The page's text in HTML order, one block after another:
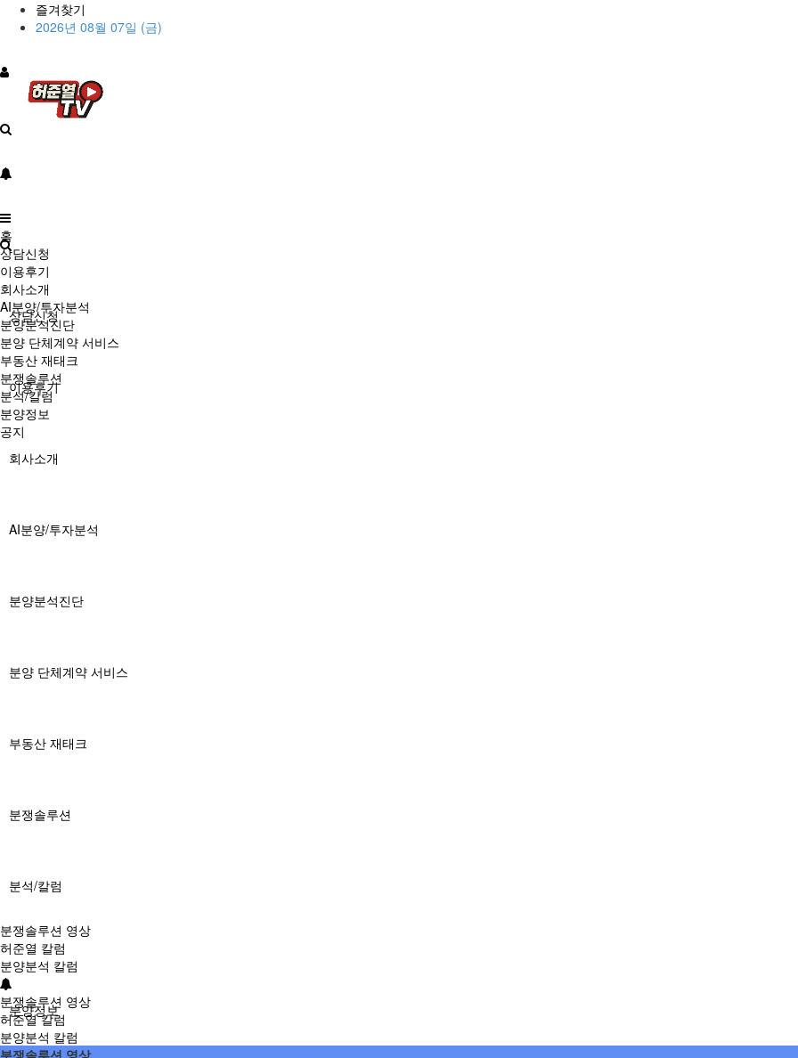
즐겨찾기
2026년 08월 07일 (금)
상담신청
이용후기
회사소개
AI분양/투자분석
분양분석진단
분양 단체계약 서비스
부동산 재태크
분쟁솔루션
분석/칼럼
분쟁솔루션 영상
허준열 칼럼
분양분석 칼럼
분양정보
홈
상담신청
이용후기
회사소개
AI분양/투자분석
분양분석진단
분양 단체계약 서비스
부동산 재태크
분쟁솔루션
분석/칼럼
분양정보
공지
분쟁솔루션 영상
허준열 칼럼
분양분석 칼럼
분쟁솔루션 영상